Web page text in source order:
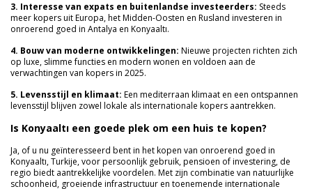
3. Interesse van expats en buitenlandse investeerders: Steeds
meer kopers uit Europa, het Midden-Oosten en Rusland investeren in
onroerend goed in Antalya en Konyaaltı.
4. Bouw van moderne ontwikkelingen: Nieuwe projecten richten zich
op luxe, slimme functies en modern wonen en voldoen aan de
verwachtingen van kopers in 2025.
5. Levensstijl en klimaat: Een mediterraan klimaat en een ontspannen
levensstijl blijven zowel lokale als internationale kopers aantrekken.
Is Konyaaltı een goede plek om een ​​huis te kopen?
Ja, of u nu geïnteresseerd bent in het kopen van onroerend goed in
Konyaaltı, Turkije, voor persoonlijk gebruik, pensioen of investering, de
regio biedt aantrekkelijke voordelen. Met zijn combinatie van natuurlijke
schoonheid, groeiende infrastructuur en toenemende internationale